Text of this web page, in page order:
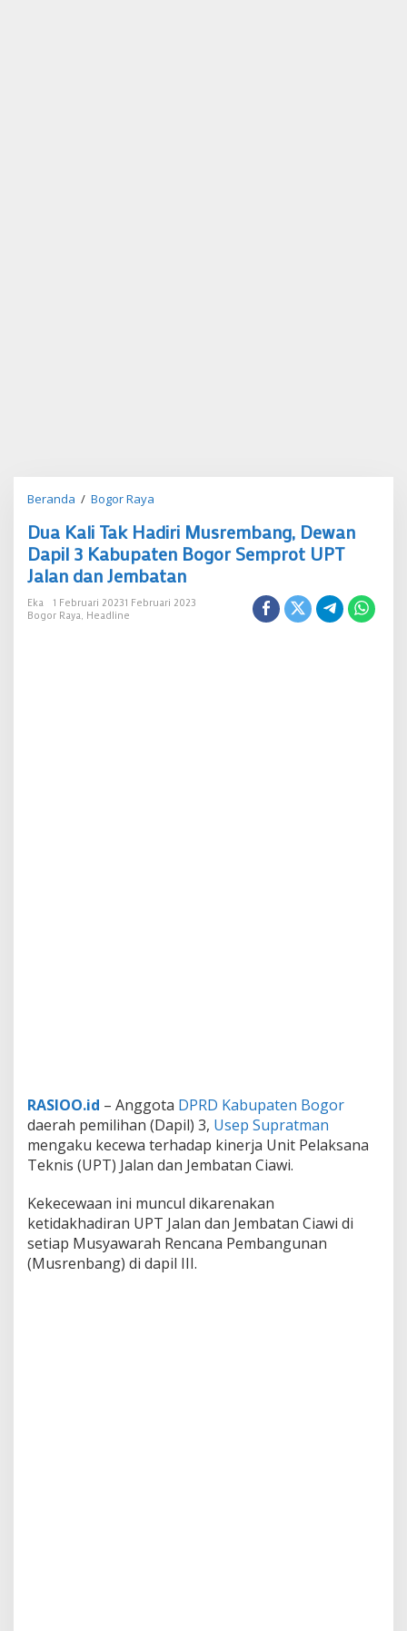
Beranda / Bogor Raya
Tak
Hadiri
Musrembang,
Dewan
Dapil
Dua Kali Tak Hadiri Musrembang, Dewan
Dapil 3 Kabupaten Bogor Semprot UPT
Jalan dan Jembatan
Eka 1 Februari 20231 Februari 2023
Bogor Raya, Headline
RASIOO.id – Anggota DPRD Kabupaten Bogor
daerah pemilihan (Dapil) 3, Usep Supratman
mengaku kecewa terhadap kinerja Unit Pelaksana
Teknis (UPT) Jalan dan Jembatan Ciawi.
Kekecewaan ini muncul dikarenakan
ketidakhadiran UPT Jalan dan Jembatan Ciawi di
setiap Musyawarah Rencana Pembangunan
(Musrenbang) di dapil III.